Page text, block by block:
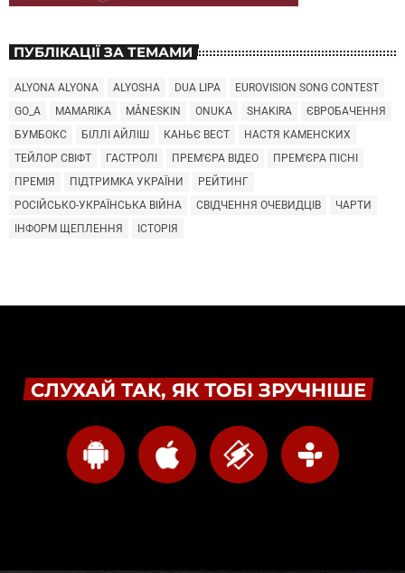
ПУБЛІКАЦІЇ ЗА ТЕМАМИ
ALYONA ALYONA ALYOSHA DUA LIPA
EUROVISION SONG CONTEST
GO_A
MAMARIKA MÅNESKIN ONUKA SHAKIRA
ЄВРОБАЧЕННЯ
БУМБОКС
БІЛЛІ АЙЛІШ КАНЬЄ ВЕСТ
НАСТЯ КАМЕНСКИХ
ТЕЙЛОР СВІФТ
ГАСТРОЛІ ПРЕМ'ЄРА ВІДЕО
ПРЕМ'ЄРА ПІСНІ
ПРЕМІЯ
ПІДТРИМКА УКРАЇНИ
РЕЙТИНГ
РОСІЙСЬКО-УКРАЇНСЬКА ВІЙНА
СВІДЧЕННЯ ОЧЕВИДЦІВ
ЧАРТИ
ІНФОРМ ЩЕПЛЕННЯ
ІСТОРІЯ
СЛУХАЙ ТАК, ЯК ТОБІ ЗРУЧНІШЕ